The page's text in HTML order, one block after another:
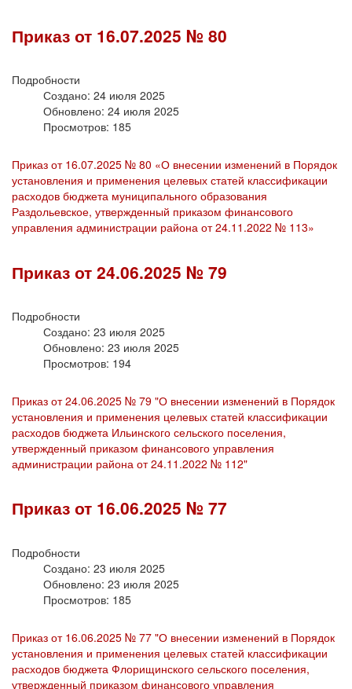
Приказ от 16.07.2025 № 80
Подробности
Создано: 24 июля 2025
Обновлено: 24 июля 2025
Просмотров: 185
Приказ от 16.07.2025 № 80 «О внесении изменений в Порядок
установления и применения целевых статей классификации
расходов бюджета муниципального образования
Раздольевское, утвержденный приказом финансового
управления администрации района от 24.11.2022 № 113»
Приказ от 24.06.2025 № 79
Подробности
Создано: 23 июля 2025
Обновлено: 23 июля 2025
Просмотров: 194
Приказ от 24.06.2025 № 79 "О внесении изменений в Порядок
установления и применения целевых статей классификации
расходов бюджета Ильинского сельского поселения,
утвержденный приказом финансового управления
администрации района от 24.11.2022 № 112"
Приказ от 16.06.2025 № 77
Подробности
Создано: 23 июля 2025
Обновлено: 23 июля 2025
Просмотров: 185
Приказ от 16.06.2025 № 77 "О внесении изменений в Порядок
установления и применения целевых статей классификации
расходов бюджета Флорищинского сельского поселения,
утвержденный приказом финансового управления